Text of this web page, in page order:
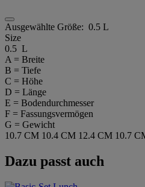
Ausgewählte Größe: 0.5 L
Size
0.5 L
A = Breite
B = Tiefe
C = Höhe
D = Länge
E = Bodendurchmesser
F = Fassungsvermögen
G = Gewicht
10.7 CM 10.4 CM 12.4 CM 10.7
Dazu passt auch